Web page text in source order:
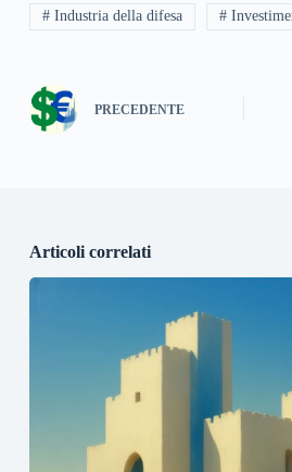
# Industria della difesa #
PRECEDENTE
Articoli correlati